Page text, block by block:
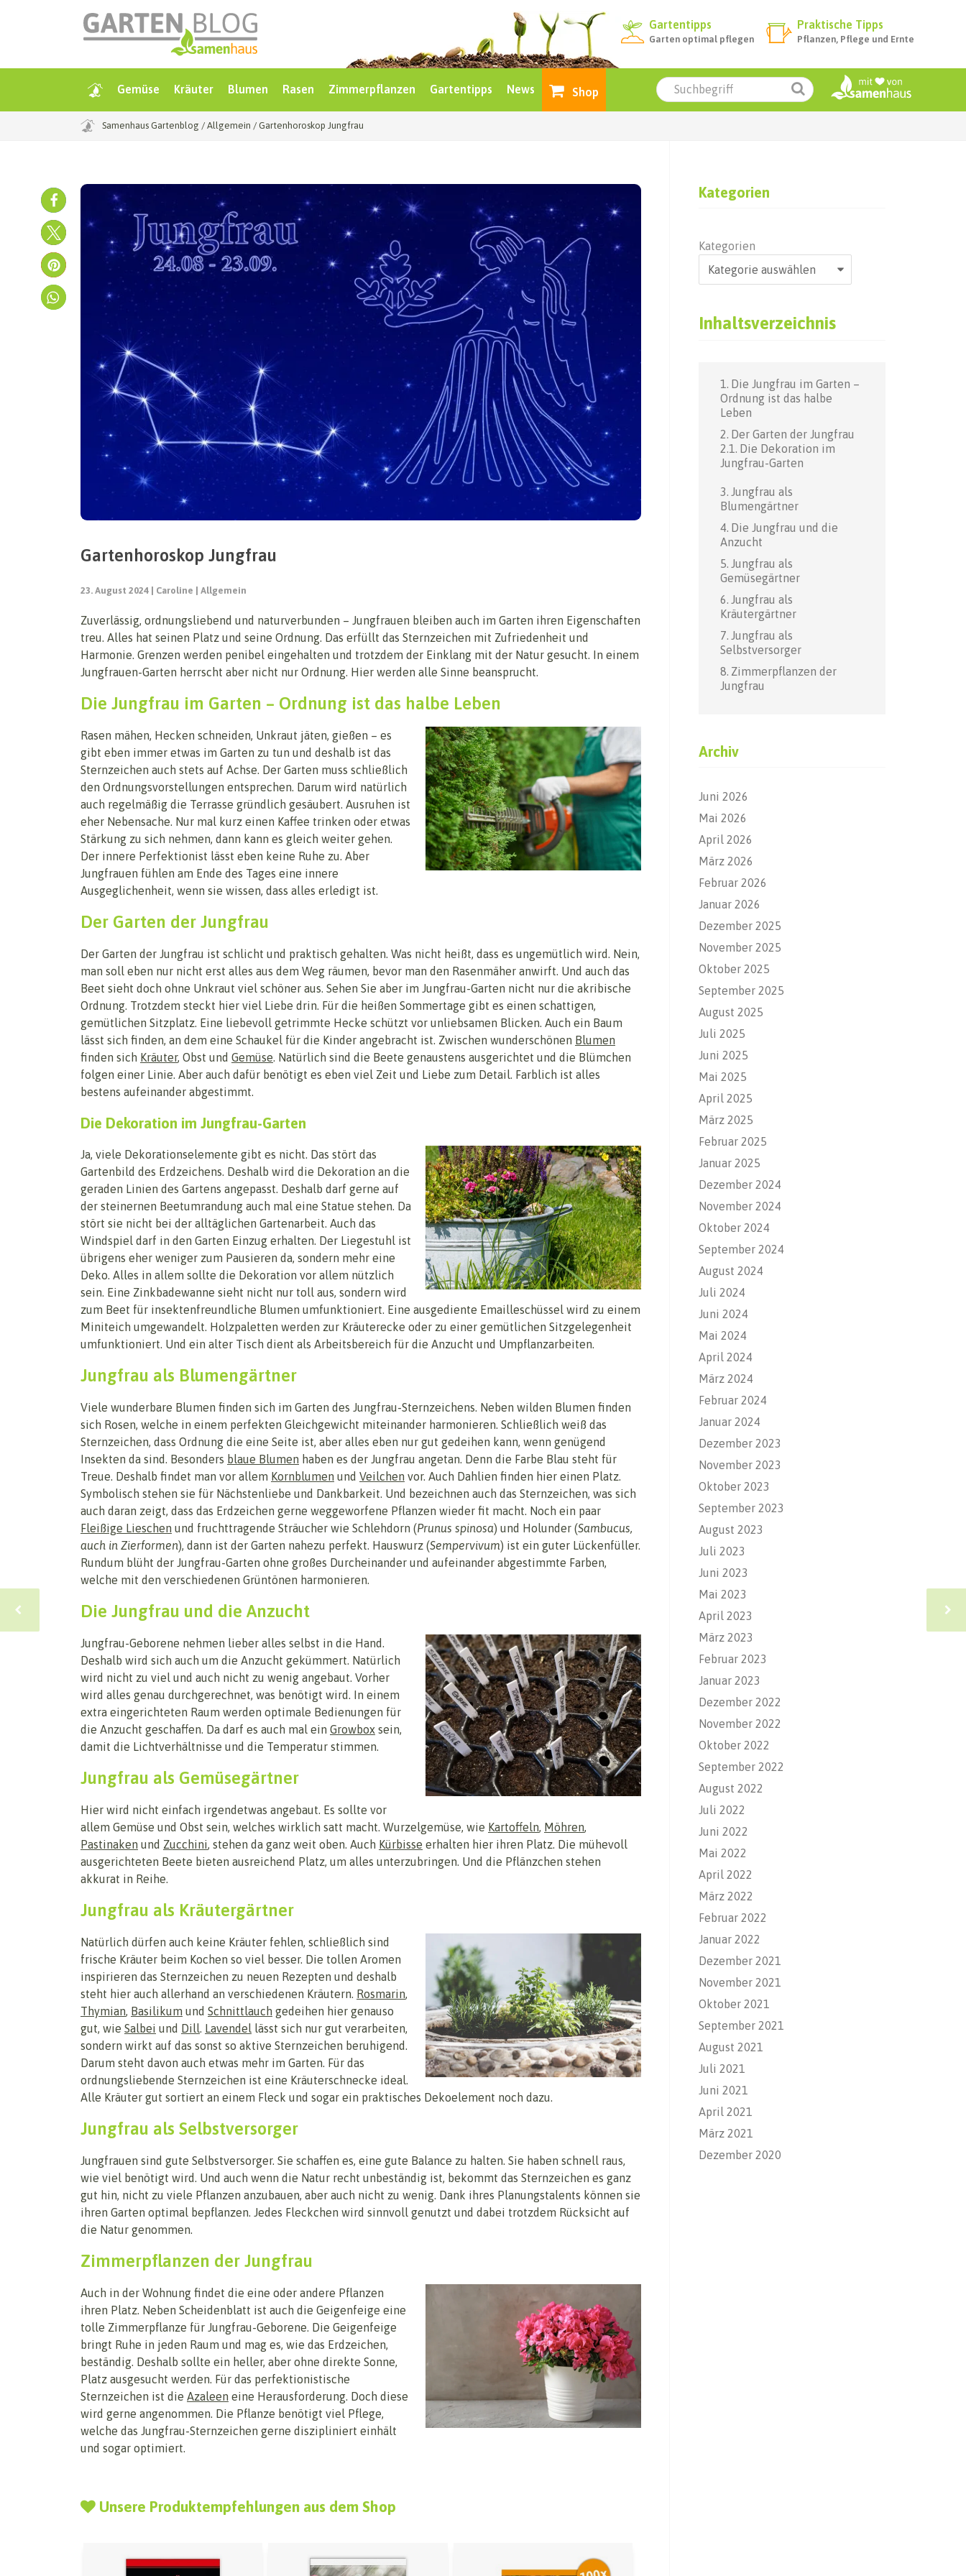
Gartentipps
Garten optimal pflegen
Praktische Tipps
Pflanzen, Pflege und Ernte
Gemüse Kräuter Blumen Rasen Zimmerpflanzen Gartentipps News Shop
Samenhaus Gartenblog / Allgemein / Gartenhoroskop Jungfrau
Gartenhoroskop Jungfrau
23. August 2024 Caroline Allgemein
Zuverlässig, ordnungsliebend und naturverbunden – Jungfrauen bleiben auch im Garten ihren Eigenschaften
treu. Alles hat seinen Platz und seine Ordnung. Das erfüllt das Sternzeichen mit Zufriedenheit und
Harmonie. Grenzen werden penibel eingehalten und trotzdem der Einklang mit der Natur gesucht. In einem
Jungfrauen-Garten herrscht aber nicht nur Ordnung. Hier werden alle Sinne beansprucht.
Die Jungfrau im Garten – Ordnung ist das halbe Leben
Rasen mähen, Hecken schneiden, Unkraut jäten, gießen – es
gibt eben immer etwas im Garten zu tun und deshalb ist das
Sternzeichen auch stets auf Achse. Der Garten muss schließlich
den Ordnungsvorstellungen entsprechen. Darum wird natürlich
auch regelmäßig die Terrasse gründlich gesäubert. Ausruhen ist
eher Nebensache. Nur mal kurz einen Kaffee trinken oder etwas
Stärkung zu sich nehmen, dann kann es gleich weiter gehen.
Der innere Perfektionist lässt eben keine Ruhe zu. Aber
Jungfrauen fühlen am Ende des Tages eine innere
Ausgeglichenheit, wenn sie wissen, dass alles erledigt ist.
Der Garten der Jungfrau
Der Garten der Jungfrau ist schlicht und praktisch gehalten. Was nicht heißt, dass es ungemütlich wird. Nein,
man soll eben nur nicht erst alles aus dem Weg räumen, bevor man den Rasenmäher anwirft. Und auch das
Beet sieht doch ohne Unkraut viel schöner aus. Sehen Sie aber im Jungfrau-Garten nicht nur die akribische
Ordnung. Trotzdem steckt hier viel Liebe drin. Für die heißen Sommertage gibt es einen schattigen,
gemütlichen Sitzplatz. Eine liebevoll getrimmte Hecke schützt vor unliebsamen Blicken. Auch ein Baum
lässt sich finden, an dem eine Schaukel für die Kinder angebracht ist. Zwischen wunderschönen Blumen
finden sich Kräuter, Obst und Gemüse. Natürlich sind die Beete genaustens ausgerichtet und die Blümchen
folgen einer Linie. Aber auch dafür benötigt es eben viel Zeit und Liebe zum Detail. Farblich ist alles
bestens aufeinander abgestimmt.
Die Dekoration im Jungfrau-Garten
Ja, viele Dekorationselemente gibt es nicht. Das stört das
Gartenbild des Erdzeichens. Deshalb wird die Dekoration an die
geraden Linien des Gartens angepasst. Deshalb darf gerne auf
der steinernen Beetumrandung auch mal eine Statue stehen. Da
stört sie nicht bei der alltäglichen Gartenarbeit. Auch das
Windspiel darf in den Garten Einzug erhalten. Der Liegestuhl ist
übrigens eher weniger zum Pausieren da, sondern mehr eine
Deko. Alles in allem sollte die Dekoration vor allem nützlich
sein. Eine Zinkbadewanne sieht nicht nur toll aus, sondern wird
zum Beet für insektenfreundliche Blumen umfunktioniert. Eine ausgediente Emailleschüssel wird zu einem
Miniteich umgewandelt. Holzpaletten werden zur Kräuterecke oder zu einer gemütlichen Sitzgelegenheit
umfunktioniert. Und ein alter Tisch dient als Arbeitsbereich für die Anzucht und Umpflanzarbeiten.
Jungfrau als Blumengärtner
Viele wunderbare Blumen finden sich im Garten des Jungfrau-Sternzeichens. Neben wilden Blumen finden
sich Rosen, welche in einem perfekten Gleichgewicht miteinander harmonieren. Schließlich weiß das
Sternzeichen, dass Ordnung die eine Seite ist, aber alles eben nur gut gedeihen kann, wenn genügend
Insekten da sind. Besonders blaue Blumen haben es der Jungfrau angetan. Denn die Farbe Blau steht für
Treue. Deshalb findet man vor allem Kornblumen und Veilchen vor. Auch Dahlien finden hier einen Platz.
Symbolisch stehen sie für Nächstenliebe und Dankbarkeit. Und bezeichnen auch das Sternzeichen, was sich
auch daran zeigt, dass das Erdzeichen gerne weggeworfene Pflanzen wieder fit macht. Noch ein paar
Fleißige Lieschen und fruchttragende Sträucher wie Schlehdorn (Prunus spinosa) und Holunder (Sambucus,
auch in Zierformen), dann ist der Garten nahezu perfekt. Hauswurz (Sempervivum) ist ein guter Lückenfüller.
Rundum blüht der Jungfrau-Garten ohne großes Durcheinander und aufeinander abgestimmte Farben,
welche mit den verschiedenen Grüntönen harmonieren.
Die Jungfrau und die Anzucht
Jungfrau-Geborene nehmen lieber alles selbst in die Hand.
Deshalb wird sich auch um die Anzucht gekümmert. Natürlich
wird nicht zu viel und auch nicht zu wenig angebaut. Vorher
wird alles genau durchgerechnet, was benötigt wird. In einem
extra eingerichteten Raum werden optimale Bedienungen für
die Anzucht geschaffen. Da darf es auch mal ein Growbox sein,
damit die Lichtverhältnisse und die Temperatur stimmen.
Jungfrau als Gemüsegärtner
Hier wird nicht einfach irgendetwas angebaut. Es sollte vor
allem Gemüse und Obst sein, welches wirklich satt macht. Wurzelgemüse, wie Kartoffeln, Möhren,
Pastinaken und Zucchini, stehen da ganz weit oben. Auch Kürbisse erhalten hier ihren Platz. Die mühevoll
ausgerichteten Beete bieten ausreichend Platz, um alles unterzubringen. Und die Pflänzchen stehen
akkurat in Reihe.
Jungfrau als Kräutergärtner
Natürlich dürfen auch keine Kräuter fehlen, schließlich sind
frische Kräuter beim Kochen so viel besser. Die tollen Aromen
inspirieren das Sternzeichen zu neuen Rezepten und deshalb
steht hier auch allerhand an verschiedenen Kräutern. Rosmarin,
Thymian, Basilikum und Schnittlauch gedeihen hier genauso
gut, wie Salbei und Dill. Lavendel lässt sich nur gut verarbeiten,
sondern wirkt auf das sonst so aktive Sternzeichen beruhigend.
Darum steht davon auch etwas mehr im Garten. Für das
ordnungsliebende Sternzeichen ist eine Kräuterschnecke ideal.
Alle Kräuter gut sortiert an einem Fleck und sogar ein praktisches Dekoelement noch dazu.
Jungfrau als Selbstversorger
Jungfrauen sind gute Selbstversorger. Sie schaffen es, eine gute Balance zu halten. Sie haben schnell raus,
wie viel benötigt wird. Und auch wenn die Natur recht unbeständig ist, bekommt das Sternzeichen es ganz
gut hin, nicht zu viele Pflanzen anzubauen, aber auch nicht zu wenig. Dank ihres Planungstalents können sie
ihren Garten optimal bepflanzen. Jedes Fleckchen wird sinnvoll genutzt und dabei trotzdem Rücksicht auf
die Natur genommen.
Zimmerpflanzen der Jungfrau
Auch in der Wohnung findet die eine oder andere Pflanzen
ihren Platz. Neben Scheidenblatt ist auch die Geigenfeige eine
tolle Zimmerpflanze für Jungfrau-Geborene. Die Geigenfeige
bringt Ruhe in jeden Raum und mag es, wie das Erdzeichen,
beständig. Deshalb sollte ein heller, aber ohne direkte Sonne,
Platz ausgesucht werden. Für das perfektionistische
Sternzeichen ist die Azaleen eine Herausforderung. Doch diese
wird gerne angenommen. Die Pflanze benötigt viel Pflege,
welche das Jungfrau-Sternzeichen gerne diszipliniert einhält
und sogar optimiert.
Unsere Produktempfehlungen aus dem Shop
Kategorien
Kategorien
Inhaltsverzeichnis
Die Jungfrau im Garten –
Ordnung ist das halbe
Leben
Der Garten der Jungfrau
Die Dekoration im
Jungfrau-Garten
Jungfrau als
Blumengärtner
Die Jungfrau und die
Anzucht
Jungfrau als
Gemüsegärtner
Jungfrau als
Kräutergärtner
Jungfrau als
Selbstversorger
Zimmerpflanzen der
Jungfrau
Archiv
Juni 2026
Mai 2026
April 2026
März 2026
Februar 2026
Januar 2026
Dezember 2025
November 2025
Oktober 2025
September 2025
August 2025
Juli 2025
Juni 2025
Mai 2025
April 2025
März 2025
Februar 2025
Januar 2025
Dezember 2024
November 2024
Oktober 2024
September 2024
August 2024
Juli 2024
Juni 2024
Mai 2024
April 2024
März 2024
Februar 2024
Januar 2024
Dezember 2023
November 2023
Oktober 2023
September 2023
August 2023
Juli 2023
Juni 2023
Mai 2023
April 2023
März 2023
Februar 2023
Januar 2023
Dezember 2022
November 2022
Oktober 2022
September 2022
August 2022
Juli 2022
Juni 2022
Mai 2022
April 2022
März 2022
Februar 2022
Januar 2022
Dezember 2021
November 2021
Oktober 2021
September 2021
August 2021
Juli 2021
Juni 2021
April 2021
März 2021
Dezember 2020